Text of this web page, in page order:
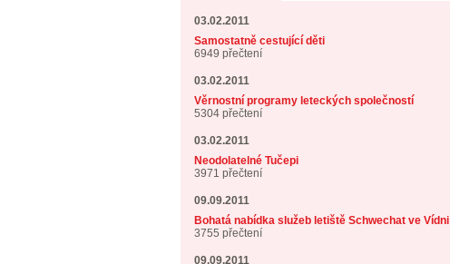
03.02.2011
Samostatně cestující děti
6949 přečtení
03.02.2011
Věrnostní programy leteckých společností
5304 přečtení
03.02.2011
Neodolatelné Tučepi
3971 přečtení
09.09.2011
Bohatá nabídka služeb letiště Schwechat ve Vídni
3755 přečtení
09.09.2011